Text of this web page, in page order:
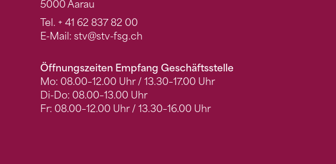
5000 Aarau
Tel. + 41 62 837 82 00
E-Mail: stv@stv-fsg.ch
Öffnungszeiten Empfang Geschäftsstelle
Mo: 08.00–12.00 Uhr / 13.30–17.00 Uhr
Di-Do: 08.00–13.00 Uhr
Fr: 08.00–12.00 Uhr / 13.30–16.00 Uhr